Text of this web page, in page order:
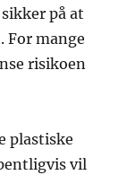
på at
For mange
risikoen
plastiske
vil